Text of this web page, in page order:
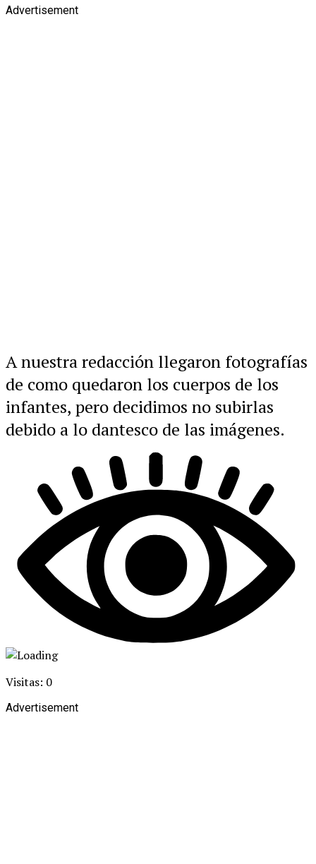
Advertisement
A nuestra redacción llegaron fotografías
de como quedaron los cuerpos de los
infantes, pero decidimos no subirlas
debido a lo dantesco de las imágenes.
Visitas: 0
Advertisement